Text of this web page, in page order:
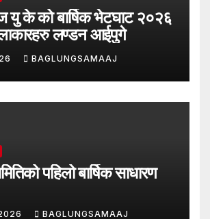
यु के को बार्षिक भेटघाट २०२६
लण्डन आईपुगे
BAGLUNGSAMAAJ
पहिलो बार्षिक साधारण
BAGLUNGSAMAAJ